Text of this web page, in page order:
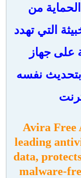
من
التي تهدد
على جهاز
بتحديث نفسه
Avira Free
leading
data,
malware-